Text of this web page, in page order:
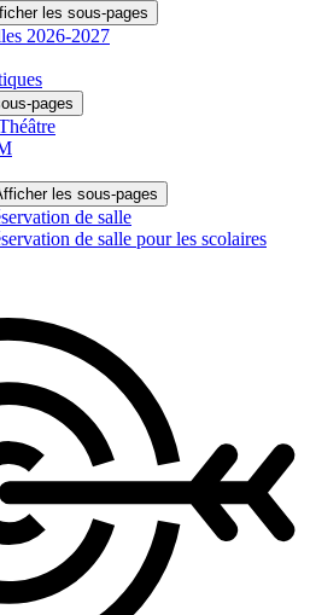
les sous-pages
2026-2027
pages
les sous-pages
de salle
de salle pour les scolaires